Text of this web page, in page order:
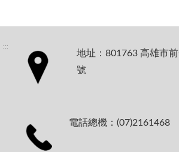
:::
地址：801763 高雄市
號
電話總機：(07)2161468